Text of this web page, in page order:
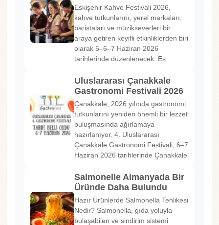
Eskişehir Kahve Festivali 2026,
kahve tutkunlarını, yerel markaları,
baristaları ve müzikseverleri bir
araya getiren keyifli etkinliklerden biri
olarak 5–6–7 Haziran 2026
tarihlerinde düzenlenecek. Es
Uluslararası Çanakkale
Gastronomi Festivali 2026
Çanakkale, 2026 yılında gastronomi
tutkunlarını yeniden önemli bir lezzet
buluşmasında ağırlamaya
hazırlanıyor. 4. Uluslararası
Çanakkale Gastronomi Festivali, 6–7
Haziran 2026 tarihlerinde Çanakkale’
Salmonelle Almanyada Bir
Üründe Daha Bulundu
Hazır Ürünlerde Salmonella Tehlikesi
Nedir? Salmonella, gıda yoluyla
bulaşabilen ve sindirim sistemi